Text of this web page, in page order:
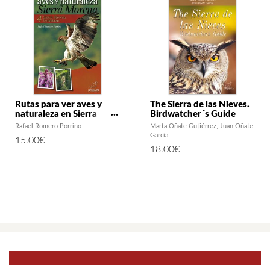
Rutas para ver aves y
naturaleza en Sierra
Morena. 4: Sierra Morena
Rafael Romero Porrino
15.00€
The Sierra de las Nieves.
Birdwatcher´s Guide
Marta Oñate Gutiérrez
Juan Oñate
García
18.00€